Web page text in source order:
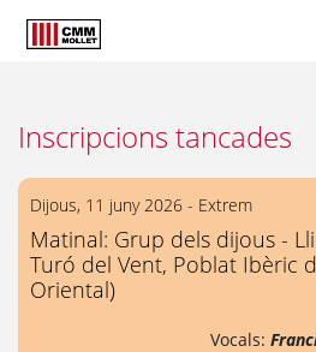
Inscripcions tancades
Dijous, 11 juny 2026 - Extrem
Matinal: Grup dels dijous -
Turó del Vent, Poblat Ibèric
Oriental)
Vocals: